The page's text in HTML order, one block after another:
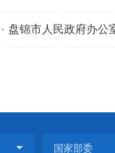
盘锦市人民政府办公